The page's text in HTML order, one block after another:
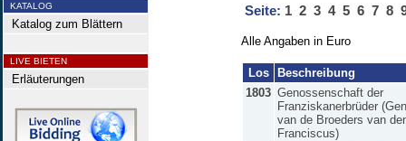
KATALOG
Katalog zum Blättern
LIVE BIETEN
Erläuterungen
Seite: 1 2 3 4 5 6 7 8
Alle Angaben in Euro
Los
Beschreibung
1803 Genossenschaft der
Franziskanerbrüder
van de Broeders van
Franciscus)